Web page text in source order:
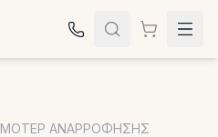
ΜΟΤΕΡ ΑΝΑΡΡΟΦΗΣΗΣ